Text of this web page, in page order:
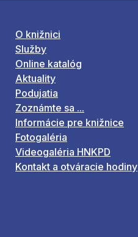
O knižnici
Služby
Online katalóg
Aktuality
Podujatia
Zoznámte sa ...
Informácie pre knižnice
Fotogaléria
Videogaléria HNKPD
Kontakt a otváracie hodiny